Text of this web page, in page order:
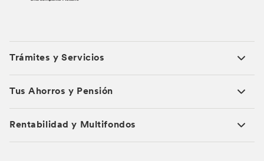
Trámites y Servicios
Tus Ahorros y Pensión
Rentabilidad y Multifondos